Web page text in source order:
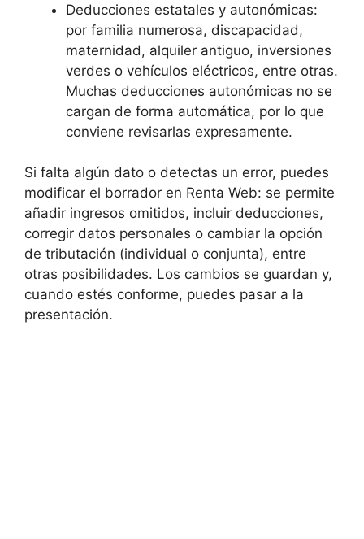
Deducciones estatales y autonómicas:
por familia numerosa, discapacidad,
maternidad, alquiler antiguo, inversiones
verdes o vehículos eléctricos, entre otras.
Muchas deducciones autonómicas no se
cargan de forma automática, por lo que
conviene revisarlas expresamente.
Si falta algún dato o detectas un error, puedes
modificar el borrador en Renta Web: se permite
añadir ingresos omitidos, incluir deducciones,
corregir datos personales o cambiar la opción
de tributación (individual o conjunta), entre
otras posibilidades. Los cambios se guardan y,
cuando estés conforme, puedes pasar a la
presentación.